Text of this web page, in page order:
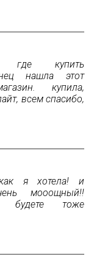
где купить
нашла этот
купила,
всем спасибо,
я хотела! и
мооощный!!
будете тоже